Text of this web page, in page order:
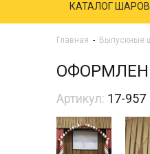
КАТАЛОГ ШАРОВ
Главная - Выпускные
Артикул: 17-957